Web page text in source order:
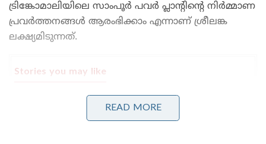
ട്രിങ്കോമാലിയിലെ സാംപൂർ പവർ പ്ലാന്റിന്റെ നിർമ്മാണ
പ്രവർത്തനങ്ങൾ ആരംഭിക്കാം എന്നാണ് ശ്രീലങ്ക
ലക്ഷ്യമിടുന്നത്.
Stories you may like
‘ഭരണം തകർന്നു, പക്ഷേ ഷെഹ്ബാസ്
അഞ്ചുകൊല്ലവും ഭരിക്കും!’: പാകിസ്താനിൽ തർക്കം
READ MORE